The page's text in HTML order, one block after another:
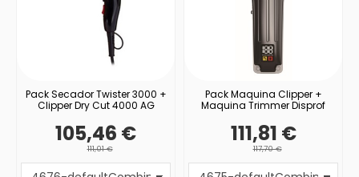
Pack Secador Twister 3000 +
Clipper Dry Cut 4000 AG
105,46 €
111,01 €
Pack Maquina Clipper +
Maquina Trimmer Disprof
111,81 €
117,70 €